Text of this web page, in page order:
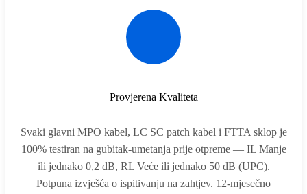
Provjerena Kvaliteta
Svaki glavni MPO kabel, LC SC patch kabel i FTTA sklop je
100% testiran na gubitak-umetanja prije otpreme — IL Manje
ili jednako 0,2 dB, RL Veće ili jednako 50 dB (UPC).
Potpuna izvješća o ispitivanju na zahtjev. 12-mjesečno